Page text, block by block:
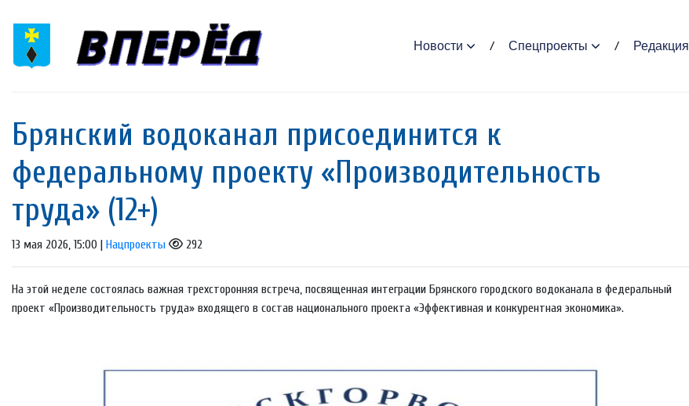
Новости Спецпроекты Редакция
Брянский водоканал присоединится к
федеральному проекту «Производительность
труда» (12+)
13 мая 2026, 15:00 | Нацпроекты 292
На этой неделе состоялась важная трехсторонняя встреча, посвященная интеграции Брянского городского водоканала в федеральный
проект «Производительность труда» входящего в состав национального проекта «Эффективная и конкурентная экономика».